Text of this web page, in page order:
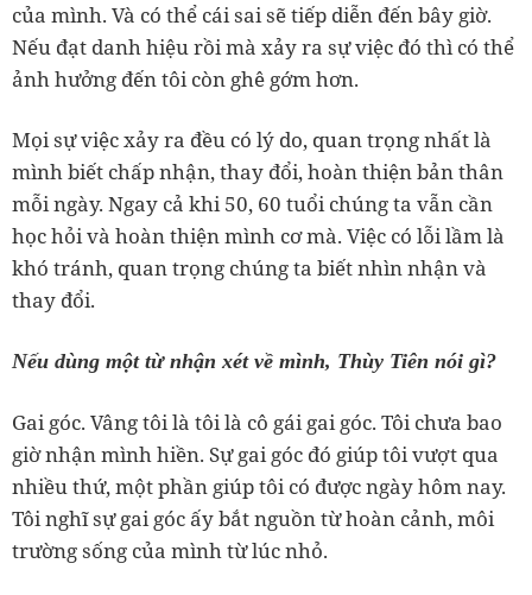
của mình. Và có thể cái sai sẽ tiếp diễn đến bây giờ.
Nếu đạt danh hiệu rồi mà xảy ra sự việc đó thì có thể
ảnh hưởng đến tôi còn ghê gớm hơn.
Mọi sự việc xảy ra đều có lý do, quan trọng nhất là
mình biết chấp nhận, thay đổi, hoàn thiện bản thân
mỗi ngày. Ngay cả khi 50, 60 tuổi chúng ta vẫn cần
học hỏi và hoàn thiện mình cơ mà. Việc có lỗi lầm là
khó tránh, quan trọng chúng ta biết nhìn nhận và
thay đổi.
Nếu dùng một từ nhận xét về mình, Thùy Tiên nói gì?
Gai góc. Vâng tôi là tôi là cô gái gai góc. Tôi chưa bao
giờ nhận mình hiền. Sự gai góc đó giúp tôi vượt qua
nhiều thứ, một phần giúp tôi có được ngày hôm nay.
Tôi nghĩ sự gai góc ấy bắt nguồn từ hoàn cảnh, môi
trường sống của mình từ lúc nhỏ.